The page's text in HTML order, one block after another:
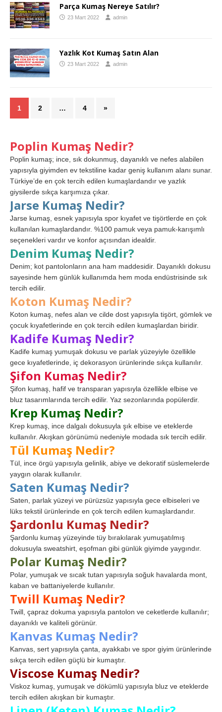
Parça Kumaş Nereye Satılır?
23 Mart 2022 admin
Yazlık Kot Kumaş Satın Alan
23 Mart 2022 admin
1 2 … 4 »
Poplin Kumaş Nedir?
Poplin kumaş; ince, sık dokunmuş, dayanıklı ve nefes alabilen
yapısıyla giyimden ev tekstiline kadar geniş kullanım alanı sunar.
Türkiye’de en çok tercih edilen kumaşlardandır ve yazlık
giysilerde sıkça karşımıza çıkar.
Jarse Kumaş Nedir?
Jarse kumaş, esnek yapısıyla spor kıyafet ve tişörtlerde en çok
kullanılan kumaşlardandır. %100 pamuk veya pamuk-karışımlı
seçenekleri vardır ve konfor açısından idealdir.
Denim Kumaş Nedir?
Denim; kot pantolonların ana ham maddesidir. Dayanıklı dokusu
sayesinde hem günlük kullanımda hem moda endüstrisinde sık
tercih edilir.
Koton Kumaş Nedir?
Koton kumaş, nefes alan ve cilde dost yapısıyla tişört, gömlek ve
çocuk kıyafetlerinde en çok tercih edilen kumaşlardan biridir.
Kadife Kumaş Nedir?
Kadife kumaş yumuşak dokusu ve parlak yüzeyiyle özellikle
gece kıyafetlerinde, iç dekorasyon ürünlerinde sıkça kullanılır.
Şifon Kumaş Nedir?
Şifon kumaş, hafif ve transparan yapısıyla özellikle elbise ve
bluz tasarımlarında tercih edilir. Yaz sezonlarında popülerdir.
Krep Kumaş Nedir?
Krep kumaş, ince dalgalı dokusuyla şık elbise ve eteklerde
kullanılır. Akışkan görünümü nedeniyle modada sık tercih edilir.
Tül Kumaş Nedir?
Tül, ince örgü yapısıyla gelinlik, abiye ve dekoratif süslemelerde
yaygın olarak kullanılır.
Saten Kumaş Nedir?
Saten, parlak yüzeyi ve pürüzsüz yapısıyla gece elbiseleri ve
lüks tekstil ürünlerinde en çok tercih edilen kumaşlardandır.
Şardonlu Kumaş Nedir?
Şardonlu kumaş yüzeyinde tüy bırakılarak yumuşatılmış
dokusuyla sweatshirt, eşofman gibi günlük giyimde yaygındır.
Polar Kumaş Nedir?
Polar, yumuşak ve sıcak tutan yapısıyla soğuk havalarda mont,
kaban ve battaniyelerde kullanılır.
Twill Kumaş Nedir?
Twill, çapraz dokuma yapısıyla pantolon ve ceketlerde kullanılır;
dayanıklı ve kaliteli görünür.
Kanvas Kumaş Nedir?
Kanvas, sert yapısıyla çanta, ayakkabı ve spor giyim ürünlerinde
sıkça tercih edilen güçlü bir kumaştır.
Viscose Kumaş Nedir?
Viskoz kumaş, yumuşak ve dökümlü yapısıyla bluz ve eteklerde
tercih edilen akışkan bir kumaştır.